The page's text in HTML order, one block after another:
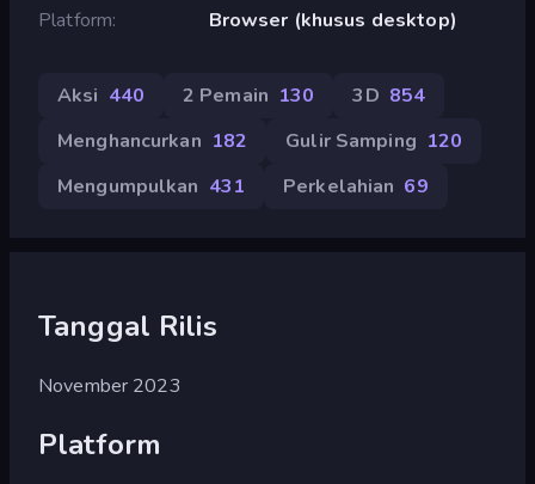
Platform
Browser (khusus desktop)
Aksi 440 2 Pemain 130 3D 854
Menghancurkan 182 Gulir Samping 120
Mengumpulkan 431 Perkelahian 69
Tanggal Rilis
November 2023
Platform